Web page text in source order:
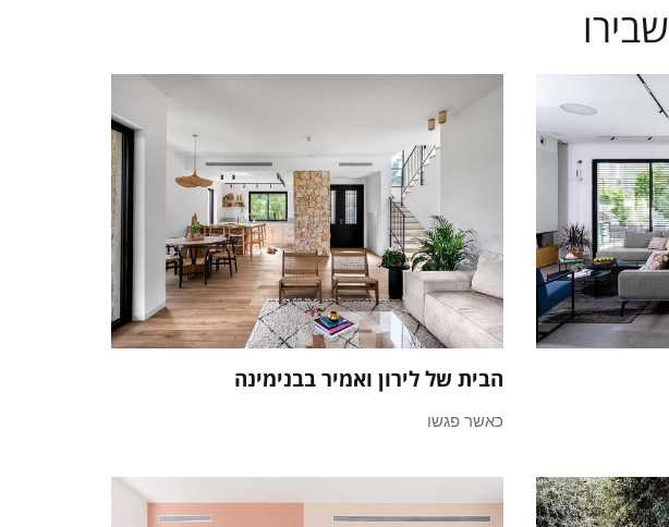
שבירו
הבית של לירון ואמיר בבנימינה
כאשר פגשו